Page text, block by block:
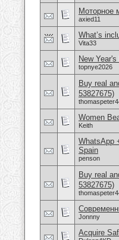
Моторное
axied11
What’s
Vita33
New
topnye2026
Buy real
53827675)
Women
Keith
WhatsApp
Spain
penson
Buy real
53827675)
Jonnny
Acquire